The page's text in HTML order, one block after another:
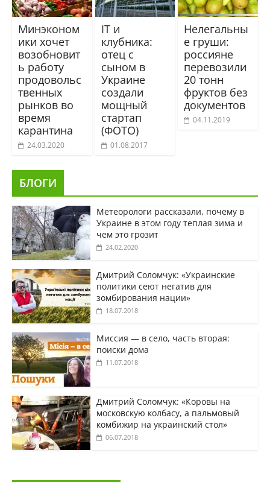
Минэконом
ики хочет
возобновит
ь работу
продовольс
твенных
рынков во
время
карантина
24.03.2020
IТ и
клубника:
отец с
сыном в
Украине
создали
мощный
стартап
(ФОТО)
01.08.2017
Нелегальны
е груши:
россияне
перевозили
20 тонн
фруктов без
документов
04.11.2019
БЛОГИ
Метеорологи рассказали, почему в
Украине в этом году теплая зима и
чем это грозит
24.02.2020
Дмитрий Соломчук: «Украинские
политики сеют негатив для
зомбирования нации»
18.07.2018
Миссия — в село, часть вторая:
поиски дома
11.07.2018
Дмитрий Соломчук: «Коровы на
московскую колбасу, а пальмовый
комбижир на украинский стол»
06.07.2018